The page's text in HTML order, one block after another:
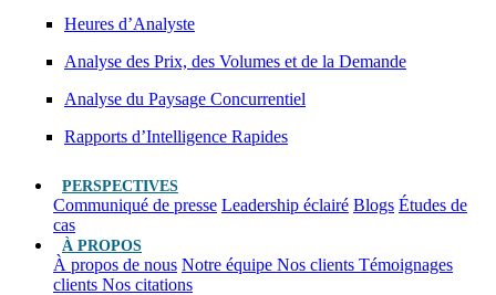
Heures d’Analyste
Analyse des Prix, des Volumes et de la Demande
Analyse du Paysage Concurrentiel
Rapports d’Intelligence Rapides
PERSPECTIVES
Communiqué de presse Leadership éclairé Blogs Études de
cas
À PROPOS
À propos de nous Notre équipe Nos clients Témoignages
clients Nos citations